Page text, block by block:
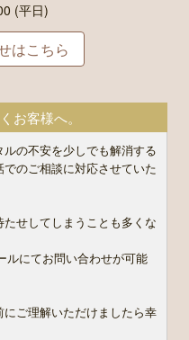
(平日)
はこちら
お客様へ。
の不安を少しでも解消する
のご相談に対応させていた
せしてしまうことも多くな
ルにてお問い合わせが可能
ご理解いただけましたら幸